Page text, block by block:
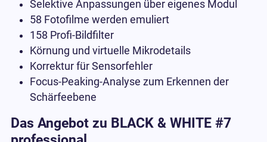
Selektive Anpassungen über eigenes Modul
58 Fotofilme werden emuliert
158 Profi-Bildfilter
Körnung und virtuelle Mikrodetails
Korrektur für Sensorfehler
Focus-Peaking-Analyse zum Erkennen der
Schärfeebene
Das Angebot zu BLACK & WHITE #7